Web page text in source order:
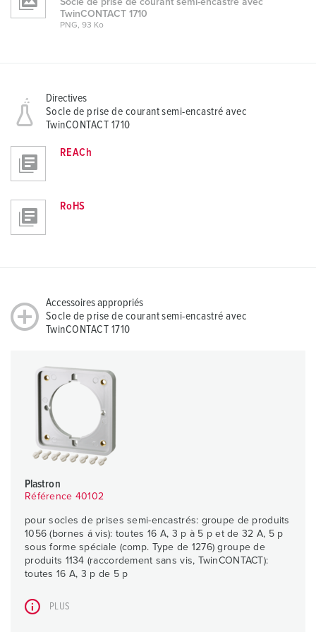
Socle de prise de courant semi-encastré avec
TwinCONTACT 1710
PNG, 93 Ko
Directives
Socle de prise de courant semi-encastré avec
TwinCONTACT 1710
REACh
RoHS
Accessoires appropriés
Socle de prise de courant semi-encastré avec
TwinCONTACT 1710
Plastron
Référence 40102
pour socles de prises semi-encastrés: groupe de produits
1056 (bornes á vis): toutes 16 A, 3 p à 5 p et de 32 A, 5 p
sous forme spéciale (comp. Type de 1276) groupe de
produits 1134 (raccordement sans vis, TwinCONTACT):
toutes 16 A, 3 p de 5 p
PLUS